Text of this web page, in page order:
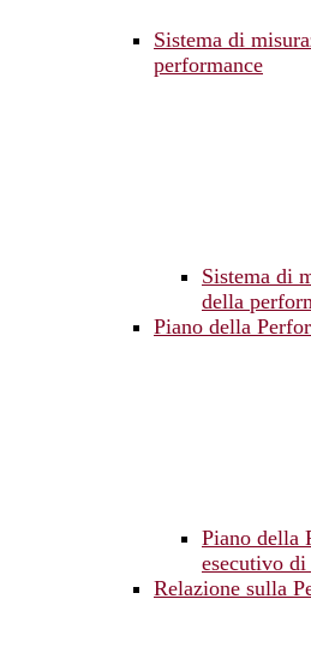
Sistema di
performance
Sistema di
della
Piano della
Piano della
esecutivo di
Relazione sulla